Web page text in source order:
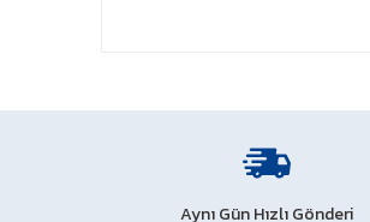
Aynı Gün Hızlı Gönderi